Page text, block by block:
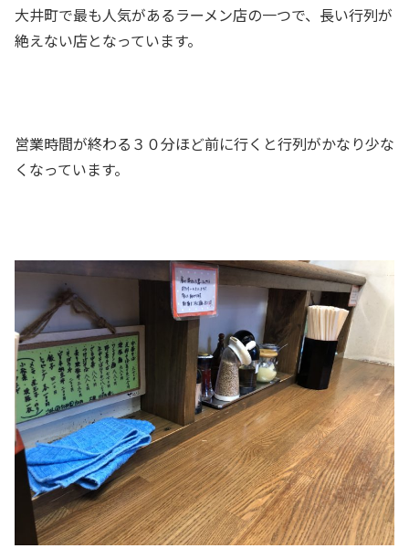
大井町で最も人気があるラーメン店の一つで、長い行列が
絶えない店となっています。
営業時間が終わる３０分ほど前に行くと行列がかなり少な
くなっています。